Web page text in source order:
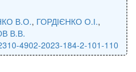
В.О., ГОРДІЄНКО О.І.,
В.В.
4902-2023-184-2-101-110